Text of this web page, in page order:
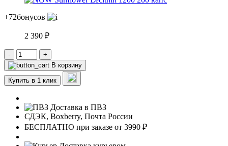
+72бонусов
2 390 ₽
-
+
В корзину
Купить в 1 клик
Доставка в ПВЗ
СДЭК, Boxberry, Почта России
БЕСПЛАТНО при заказе от 3990 ₽